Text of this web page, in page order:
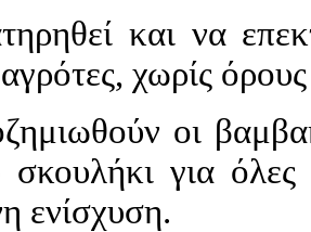
και να
χωρίς
οι
σκουλήκι για
ενίσχυση.